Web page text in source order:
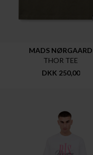
MADS NØRGAARD
THOR TEE
DKK 250,00